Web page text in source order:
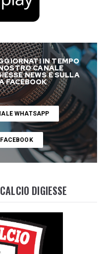
IN TEMPO
CANALE
NEWS E SULLA
FACEBOOK
WHATSAPP
DIGIESSE